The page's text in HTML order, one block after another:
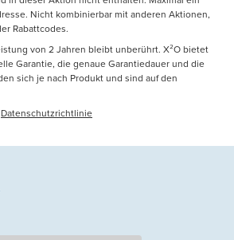
Nicht kombinierbar mit anderen Aktionen,
Rabattcodes.
von 2 Jahren bleibt unberührt. X²O bietet
Garantie, die genaue Garantiedauer und die
sich je nach Produkt und sind auf den
Datenschutzrichtlinie